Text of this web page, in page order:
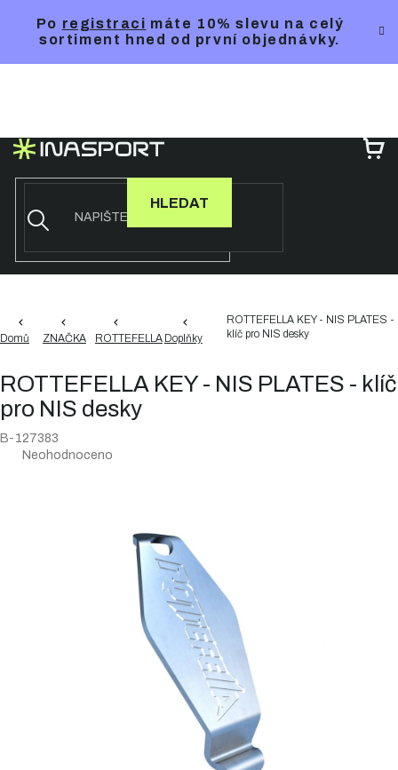
Po registraci máte 10% slevu na celý
sortiment hned od první objednávky.
HLEDAT
Domů ZNAČKA ROTTEFELLA Doplňky
ROTTEFELLA KEY - NIS PLATES -
klíč pro NIS desky
ROTTEFELLA KEY - NIS PLATES - klíč
pro NIS desky
B-127383
Průměrné
Neohodnoceno